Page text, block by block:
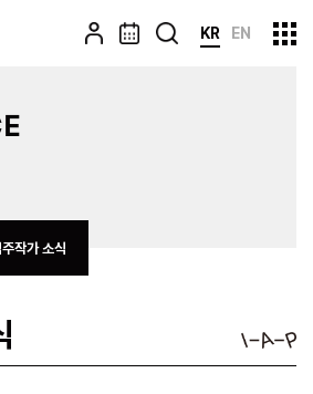
KR EN
작가 소식